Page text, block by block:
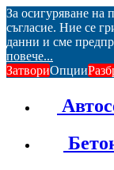
За осигуряване на
съгласие. Ние се
данни и сме
повече...
ЗатвориОпции